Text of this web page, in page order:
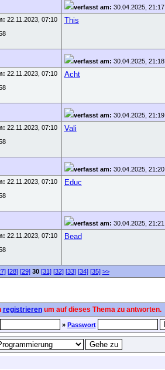
verfasst am: 30.04.2025, 21:17
22.11.2023, 07:10
This
verfasst am: 30.04.2025, 21:18
22.11.2023, 07:10
Acht
verfasst am: 30.04.2025, 21:19
22.11.2023, 07:10
Vali
verfasst am: 30.04.2025, 21:20
22.11.2023, 07:10
Educ
verfasst am: 30.04.2025, 21:21
22.11.2023, 07:10
Bead
[28] [29] 30 [31] [32] [33] [34] [35] >>
registrierenum auf dieses Thema zu antworten.
» Passwort